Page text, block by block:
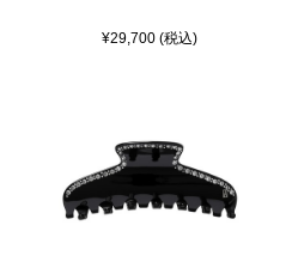
¥29,700 (税込)